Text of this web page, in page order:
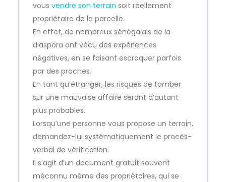
vous vendre son terrain soit réellement
propriétaire de la parcelle.
En effet, de nombreux sénégalais de la
diaspora ont vécu des expériences
négatives, en se faisant escroquer parfois
par des proches.
En tant qu’étranger, les risques de tomber
sur une mauvaise affaire seront d’autant
plus probables.
Lorsqu’une personne vous propose un terrain,
demandez-lui systématiquement le procès-
verbal de vérification.
Il s’agit d’un document gratuit souvent
méconnu même des propriétaires, qui se